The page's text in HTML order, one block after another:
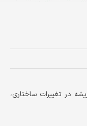
در تغییرات ساختاری،